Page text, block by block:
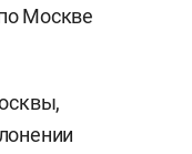
Москве